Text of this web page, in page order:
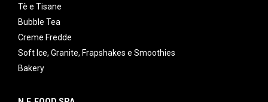
Tè e Tisane
Bubble Tea
Creme Fredde
Soft Ice, Granite, Frapshakes e Smoothies
Bakery